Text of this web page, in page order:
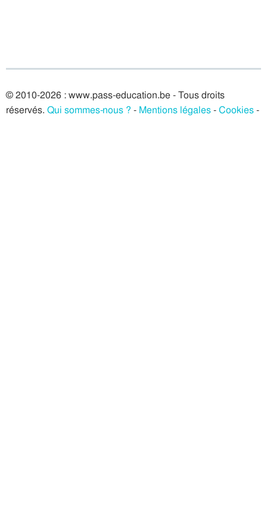
© 2010-2026 : www.pass-education.be - Tous droits
réservés. Qui sommes-nous ? - Mentions légales-Cookies-